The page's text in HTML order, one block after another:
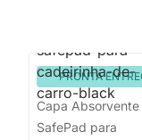
PRONTA
Capa Absorvente
SafePad para